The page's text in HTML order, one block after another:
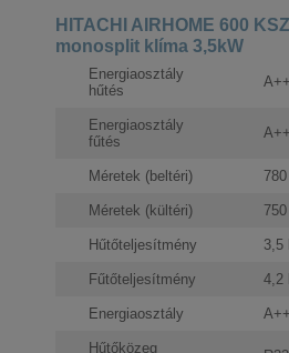
HITACHI AIRHOME 600
monosplit klíma 3,5kW
Energiaosztály
hűtés
Energiaosztály
fűtés
A++
Méretek (beltéri)
Méretek (kültéri)
Hűtőteljesítmény 3,5
Fűtőteljesítmény 4,2
Energiaosztály
Hűtőközeg